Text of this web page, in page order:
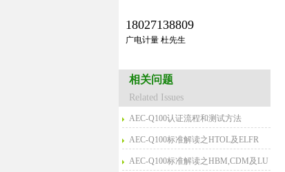
18027138809
广电计量 杜先生
相关问题
Related Issues
AEC-Q100认证流程和测试方法
AEC-Q100标准解读之HTOL及ELFR
AEC-Q100标准解读之HBM,CDM及LU